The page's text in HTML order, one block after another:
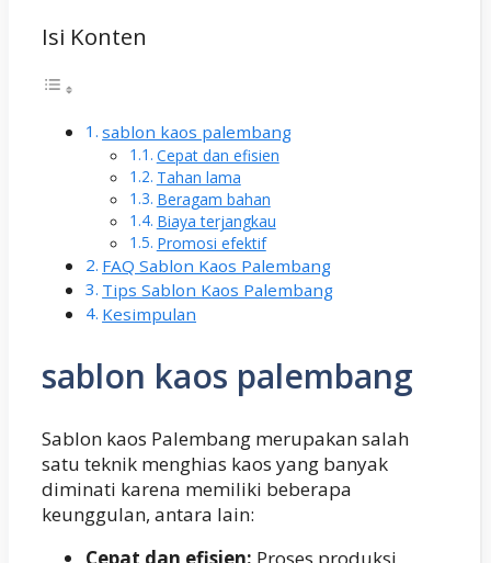
Isi Konten
sablon kaos palembang
Cepat dan efisien
Tahan lama
Beragam bahan
Biaya terjangkau
Promosi efektif
FAQ Sablon Kaos Palembang
Tips Sablon Kaos Palembang
Kesimpulan
sablon kaos palembang
Sablon kaos Palembang merupakan salah
satu teknik menghias kaos yang banyak
diminati karena memiliki beberapa
keunggulan, antara lain:
Cepat dan efisien: Proses produksi